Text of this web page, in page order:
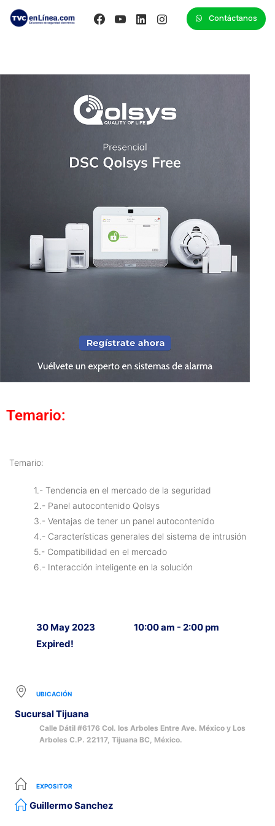
Contáctanos
Temario:
Temario:
1.- Tendencia en el mercado de la seguridad
2.- Panel autocontenido Qolsys
3.- Ventajas de tener un panel autocontenido
4.- Características generales del sistema de intrusión
5.- Compatibilidad en el mercado
6.- Interacción inteligente en la solución
30 May 2023
Expired!
10:00 am - 2:00 pm
UBICACIÓN
Sucursal Tijuana
Calle Dátil #6176 Col. los Arboles Entre Ave. México y Los
Arboles C.P. 22117, Tijuana BC, México.
EXPOSITOR
Guillermo Sanchez